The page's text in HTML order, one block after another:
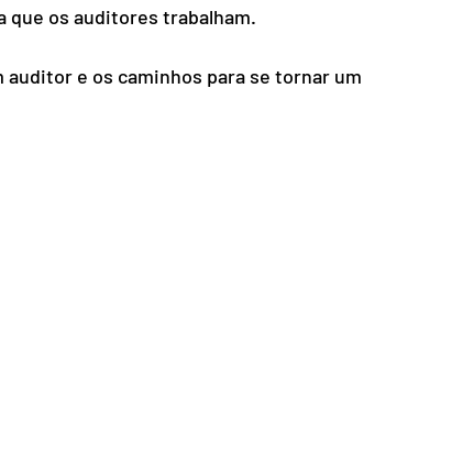
que os auditores trabalham.
e os caminhos para se tornar um